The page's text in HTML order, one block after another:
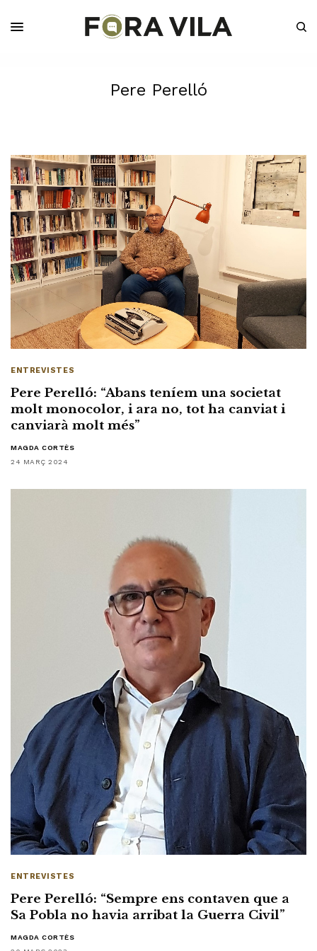
Pere Perelló
ENTREVISTES
Pere Perelló: “Abans teníem una societat
molt monocolor, i ara no, tot ha canviat i
canviarà molt més”
MAGDA CORTÈS
24 MARÇ 2024
ENTREVISTES
Pere Perelló: “Sempre ens contaven que a
Sa Pobla no havia arribat la Guerra Civil”
MAGDA CORTÈS